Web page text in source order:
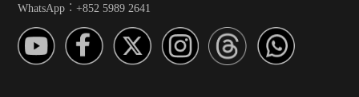
WhatsApp︰+852 5989 2641